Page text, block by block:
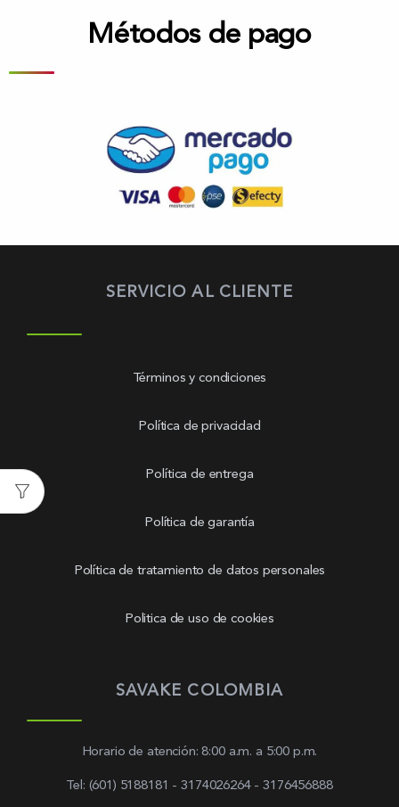
Métodos de pago
SERVICIO AL CLIENTE
Términos y condiciones
Política de privacidad
Política de entrega
Política de garantía
Política de tratamiento de datos personales
Politica de uso de cookies
SAVAKE COLOMBIA
Horario de atención: 8:00 a.m. a 5:00 p.m.
Tel: (601) 5188181 - 3174026264 - 3176456888